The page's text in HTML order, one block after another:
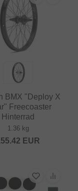
BMX "Deploy X
Freecoaster
Hinterrad
1.36 kg
EUR